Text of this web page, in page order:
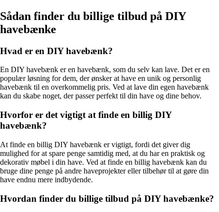
Sådan finder du billige tilbud på DIY
havebænke
Hvad er en DIY havebænk?
En DIY havebænk er en havebænk, som du selv kan lave. Det er en
populær løsning for dem, der ønsker at have en unik og personlig
havebænk til en overkommelig pris. Ved at lave din egen havebænk
kan du skabe noget, der passer perfekt til din have og dine behov.
Hvorfor er det vigtigt at finde en billig DIY
havebænk?
At finde en billig DIY havebænk er vigtigt, fordi det giver dig
mulighed for at spare penge samtidig med, at du har en praktisk og
dekorativ møbel i din have. Ved at finde en billig havebænk kan du
bruge dine penge på andre haveprojekter eller tilbehør til at gøre din
have endnu mere indbydende.
Hvordan finder du billige tilbud på DIY havebænke?